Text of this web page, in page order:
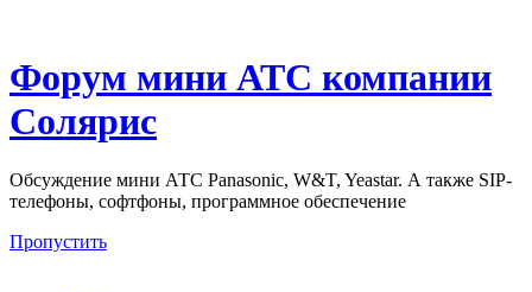
Форум мини АТС компании
Солярис
Обсуждение мини АТС Panasonic, W&T, Yeastar. А также SIP-
телефоны, софтфоны, программное обеспечение
Пропустить